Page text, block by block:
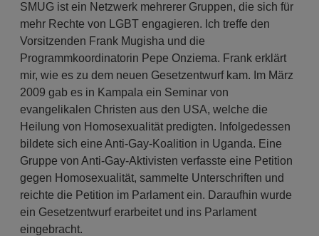
SMUG ist ein Netzwerk mehrerer Gruppen, die sich für
mehr Rechte von LGBT engagieren. Ich treffe den
Vorsitzenden Frank Mugisha und die
Programmkoordinatorin Pepe Onziema. Frank erklärt
mir, wie es zu dem neuen Gesetzentwurf kam. Im März
2009 gab es in Kampala ein Seminar von
evangelikalen Christen aus den USA, welche die
Heilung von Homosexualität predigten. Infolgedessen
bildete sich eine Anti-Gay-Koalition in Uganda. Eine
Gruppe von Anti-Gay-Aktivisten verfasste eine Petition
gegen Homosexualität, sammelte Unterschriften und
reichte die Petition im Parlament ein. Daraufhin wurde
ein Gesetzentwurf erarbeitet und ins Parlament
eingebracht.